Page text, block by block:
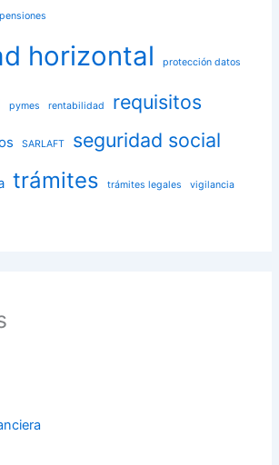
pensiones
horizontal protección datos
pymes rentabilidad requisitos
SARLAFT seguridad social
trámites trámites legales vigilancia